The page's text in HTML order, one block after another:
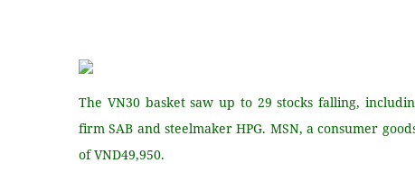
The VN30 basket saw up to 29 stocks falling,
firm SAB and steelmaker HPG. MSN, a consumer
of VND49,950.